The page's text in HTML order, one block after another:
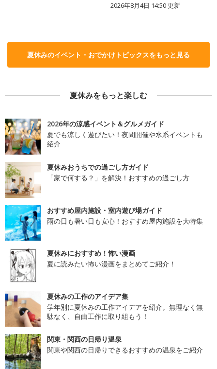
2026年8月4日 14:50更新
夏休みのイベント・おでかけトピックスをもっと見る
夏休みをもっと楽しむ
2026年の涼感イベント＆グルメガイド
夏でも涼しく遊びたい！夜間開催や水系イベントも
紹介
夏休みおうちでの過ごし方ガイド
「家で何する？」を解決！おすすめの過ごし方
おすすめ屋内施設・室内遊び場ガイド
雨の日も暑い日も安心！おすすめ屋内施設を大特集
夏休みにおすすめ！怖い漫画
夏に読みたい怖い漫画をまとめてご紹介！
夏休みの工作のアイデア集
学年別に夏休みの工作アイデアを紹介。無理なく無
駄なく、自由工作に取り組もう！
関東・関西の日帰り温泉
関東や関西の日帰りできるおすすめの温泉をご紹介